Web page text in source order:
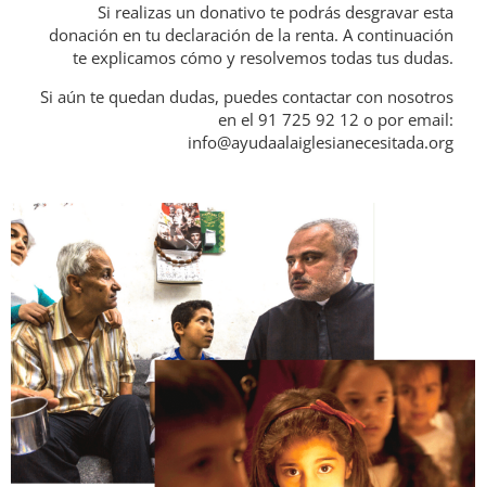
Si realizas un donativo te podrás desgravar esta
donación en tu declaración de la renta. A continuación
te explicamos cómo y resolvemos todas tus dudas.
Si aún te quedan dudas, puedes contactar con nosotros
en el 91 725 92 12 o por email:
info@ayudaalaiglesianecesitada.org